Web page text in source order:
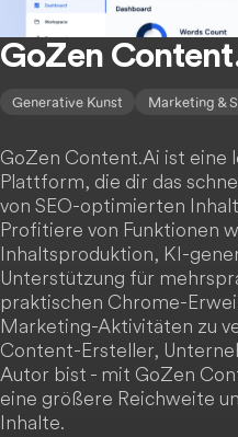
GoZen
Generative Kunst Marketing &
GoZen Content.Ai ist eine
Plattform, die dir das
von SEO-optimierten
Profitiere von Funktionen
Inhaltsproduktion, KI-
Unterstützung für
praktischen Chrome-
Marketing-Aktivitäten zu
Content-Ersteller,
Autor bist - mit GoZen
eine größere Reichweite
Inhalte.